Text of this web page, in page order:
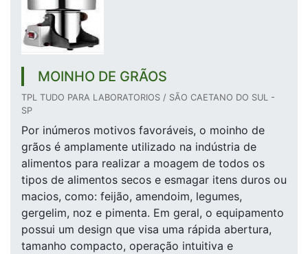
MOINHO DE GRÃOS
TPL TUDO PARA LABORATORIOS / SÃO CAETANO DO SUL -
SP
Por inúmeros motivos favoráveis, o moinho de
grãos é amplamente utilizado na indústria de
alimentos para realizar a moagem de todos os
tipos de alimentos secos e esmagar itens duros ou
macios, como: feijão, amendoim, legumes,
gergelim, noz e pimenta. Em geral, o equipamento
possui um design que visa uma rápida abertura,
tamanho compacto, operação intuitiva e